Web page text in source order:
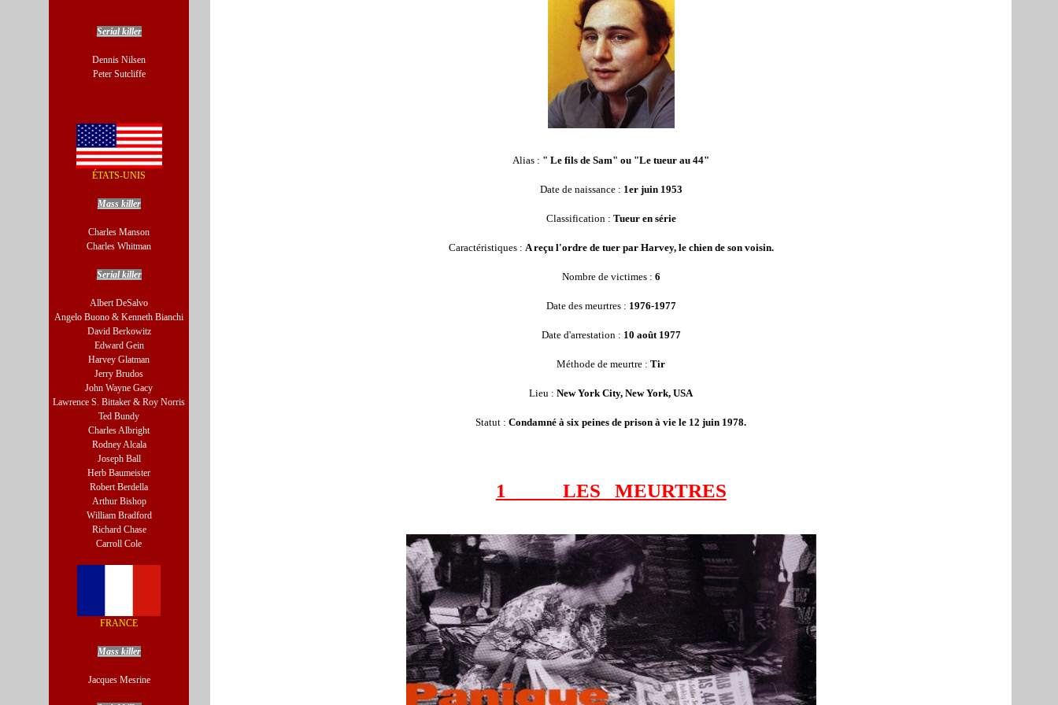
Serial killer
Dennis Nilsen
Peter Sutcliffe
ÉTATS-UNIS
Mass killer
Charles Manson
Charles Whitman
Serial killer
Albert DeSalvo
Angelo Buono & Kenneth Bianchi
David Berkowitz
Edward Gein
Harvey Glatman
Jerry Brudos
John Wayne Gacy
Lawrence S. Bittaker & Roy Norris
Ted Bundy
Charles Albright
Rodney Alcala
Joseph Ball
Herb Baumeister
Robert Berdella
Arthur Bishop
William Bradford
Richard Chase
Carroll Cole
FRANCE
Mass killer
Jacques Mesrine
Alias : " Le fils de Sam" ou "Le tueur au 44"
Date de naissance : 1er juin 1953
Classification : Tueur en série
Caractéristiques : Areçu l'ordre de tuer par Harvey, le chien de son voisin.
Nombre de victimes : 6
Date des meurtres : 1976-1977
Date d'arrestation : 10 août 1977
Méthode de meurtre :Tir
Lieu :New York City, New York, USA
Statut :Condamné à six peines de prison à vie le 12 juin 1978.
1 LES MEURTRES